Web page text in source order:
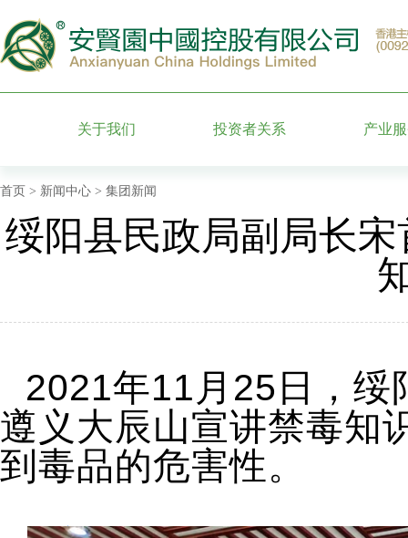
关于我们
集团简介
管理团队
投资者关系
公司公告
月报表
产业
特色园
殡葬
首页 > 新闻中心 > 集团新闻
绥阳县民政局副局长
2021年11月25日，绥
遵义大辰山宣讲禁毒知
到毒品的危害性。